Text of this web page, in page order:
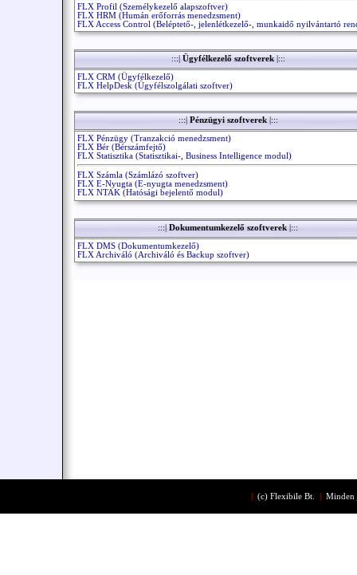
FLX Profil (Személykezelő alapszoftver)
FLX HRM (Humán erőforrás menedzsment)
FLX Access Control (Beléptető-, jelenlétkezelő-, munkaidő nyilvántartó
:::| Ügyfélkezelő szoftverek |:::
FLX CRM (Ügyfélkezelő)
FLX HelpDesk (Ügyfélszolgálati szoftver)
:::| Pénzügyi szoftverek |:::
FLX Pénzügy (Tranzakció menedzsment)
FLX Bér (Bérszámfejtő)
FLX Statisztika (Statisztikai-, Business Intelligence modul)
FLX Számla (Számlázó szoftver)
FLX E-Nyugta (E-nyugta menedzsment)
FLX NTAK (Hatósági bejelentő modul)
:::| Dokumentumkezelő szoftverek |:::
FLX DMS (Dokumentumkezelő)
FLX Archiváló (Archiváló és Backup szoftver)
(c) Flexibile Bt. Minden